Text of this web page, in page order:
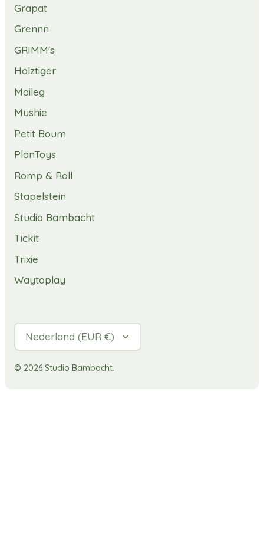
Grapat
Grennn
GRIMM's
Holztiger
Maileg
Mushie
Petit Boum
PlanToys
Romp & Roll
Stapelstein
Studio Bambacht
Tickit
Trixie
Waytoplay
Valuta
Nederland (EUR €)
© 2026 Studio Bambacht.